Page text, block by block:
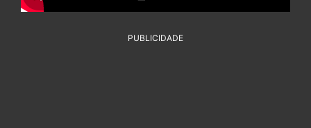
PUBLICIDADE